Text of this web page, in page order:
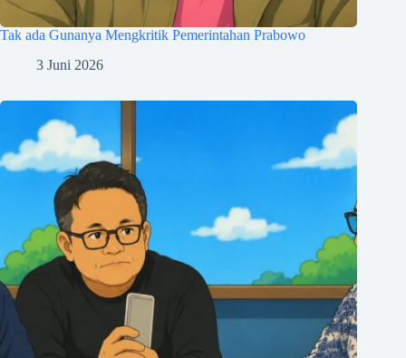
Tak ada Gunanya Mengkritik Pemerintahan Prabowo
3 Juni 2026